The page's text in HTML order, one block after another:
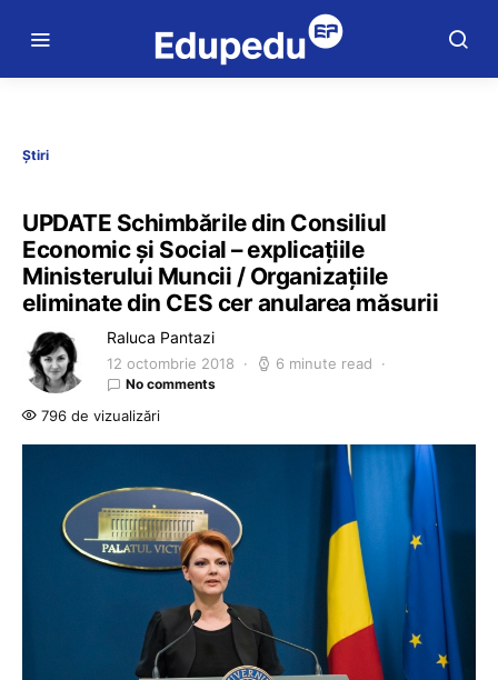
Știri
UPDATE Schimbările din Consiliul
Economic și Social – explicațiile
Ministerului Muncii / Organizațiile
eliminate din CES cer anularea măsurii
Raluca Pantazi
12 octombrie 2018 6 minute read
No comments
796 de vizualizări